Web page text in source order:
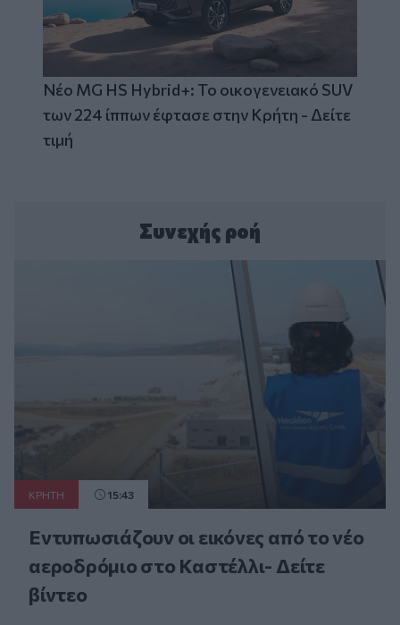
Νέο MG HS Hybrid+: Το οικογενειακό SUV
των 224 ίππων έφτασε στην Κρήτη - Δείτε
τιμή
Συνεχής ροή
ΚΡΗΤΗ 15:43
Εντυπωσιάζουν οι εικόνες από το νέο
αεροδρόμιο στο Καστέλλι- Δείτε
βίντεο